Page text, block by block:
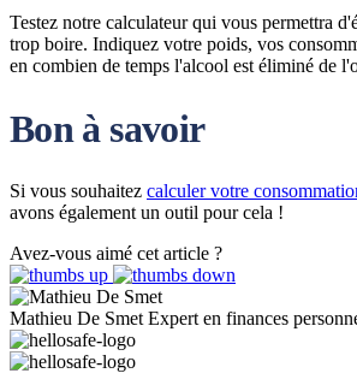
Testez notre calculateur qui vous permettra
trop boire. Indiquez votre poids, vos
en combien de temps l'alcool est éliminé de
Bon à savoir
Si vous souhaitez calculer votre
avons également un outil pour cela !
Avez-vous aimé cet article ?
Mathieu De Smet Expert en finances